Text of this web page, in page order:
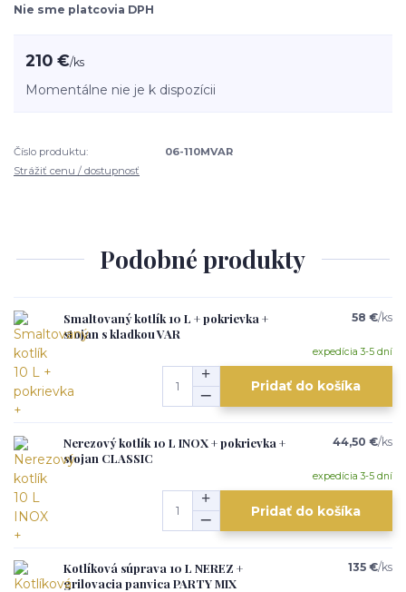
Nie sme platcovia DPH
210 €/ks
Momentálne nie je k dispozícii
Číslo produktu:
06-110MVAR
Strážiť cenu / dostupnosť
Podobné produkty
Smaltovaný kotlík 10 L + pokrievka +
stojan s kladkou VAR
58 €/ks
expedícia 3-5 dní
Pridať do košíka
Nerezový kotlík 10 L INOX + pokrievka +
stojan CLASSIC
44,50 €/ks
expedícia 3-5 dní
Pridať do košíka
Kotlíková súprava 10 L NEREZ +
grilovacia panvica PARTY MIX
135 €/ks